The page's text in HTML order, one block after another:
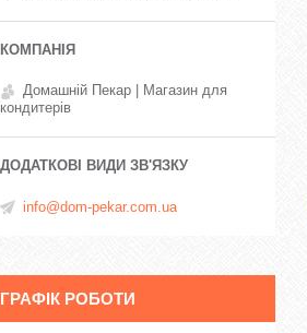
Домашній Пекар | Магазин для
кондитерів
info@dom-pekar.com.ua
ГРАФІК РОБОТИ